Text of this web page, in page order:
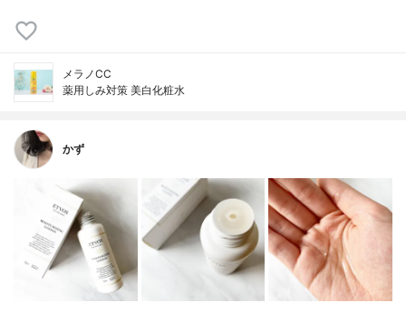
メラノCC
薬用しみ対策 美白化粧水
かず